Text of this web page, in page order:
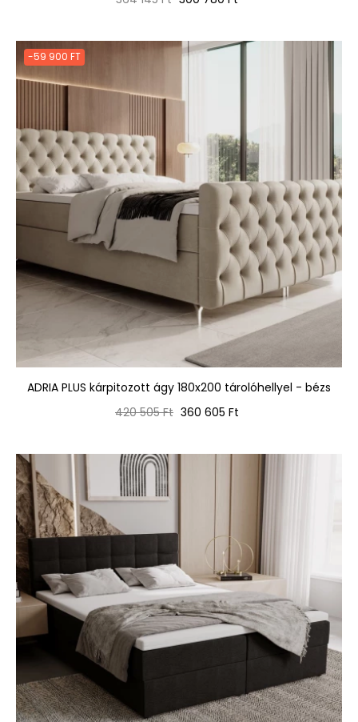
-59 900 FT
ADRIA PLUS kárpitozott ágy 180x200 tárolóhellyel - bézs
Normál
420 505 Ft Ár
360 605 Ft